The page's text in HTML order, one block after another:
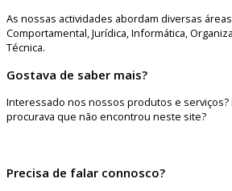
As nossas actividades abordam diversas
Comportamental, Jurídica, Informática,
Técnica.
Gostava de saber mais?
Interessado nos nossos produtos e serviços?
procurava que não encontrou neste site?
Precisa de falar connosco?